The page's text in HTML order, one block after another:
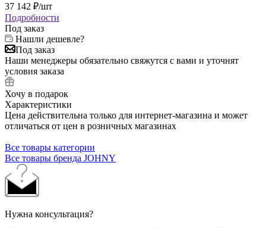
37 142 ₽/шт
Подробности
Под заказ
Нашли дешевле?
Под заказ
Наши менеджеры обязательно свяжутся с вами и уточнят
условия заказа
Хочу в подарок
Характеристики
Цена действительна только для интернет-магазина и может
отличаться от цен в розничных магазинах
Все товары категории
Все товары бренда JOHNY
Нужна консультация?